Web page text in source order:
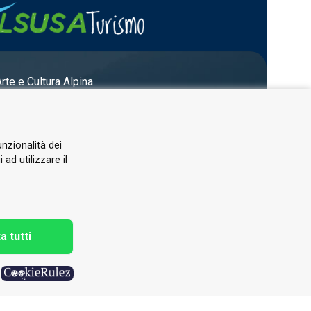
e Cultura Alpina
dei
ad utilizzare il
tutti